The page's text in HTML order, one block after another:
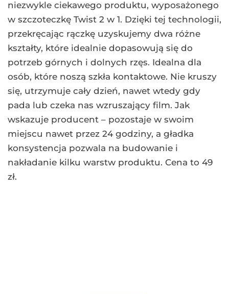
się, utrzymuje cały dzień, nawet wtedy gdy
pada lub czeka nas wzruszający film. Jak
wskazuje producent – pozostaje w swoim
miejscu nawet przez 24 godziny, a gładka
konsystencja pozwala na budowanie i
nakładanie kilku warstw produktu. Cena to 49
zł.
3. Collistar: Mascara Design